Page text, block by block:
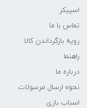
اسپیکر
تماس با ما
رویه بازگرداندن کالا
راهنما
درباره ما
نحوه ارسال مرسولات
اسباب بازی